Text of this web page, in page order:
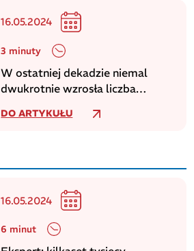
16.05.2024
3 minuty
W ostatniej dekadzie niemal
dwukrotnie wzrosła liczba
DO ARTYKUŁU
16.05.2024
6 minut